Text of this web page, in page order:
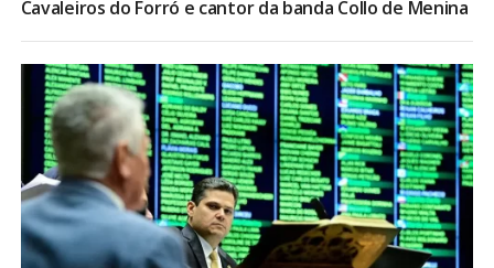
Cavaleiros do Forró e cantor da banda Collo de Menina